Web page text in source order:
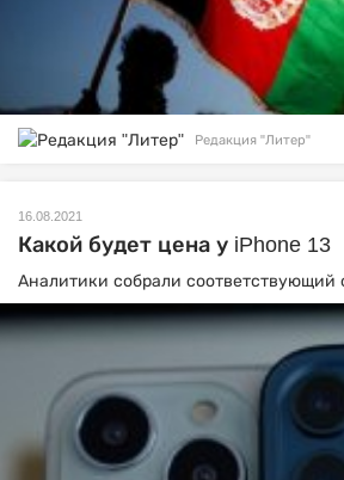
Редакция "Литер"
16.08.2021
Какой будет цена у iPhone 13
Аналитики собрали соответствующий